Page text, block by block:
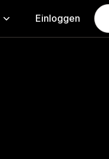
Einloggen